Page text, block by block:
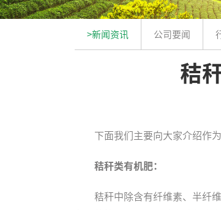
>新闻资讯 公司要闻
秸
下面我们主要向大家介绍作为
秸秆类有机肥：
秸秆中除含有纤维素、半纤